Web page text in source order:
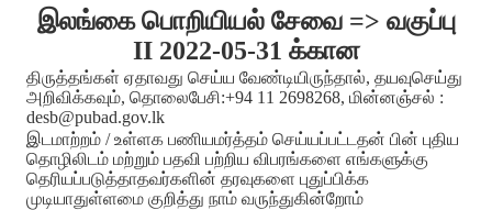
இலங்கை பொறியியல் சேவை => வகுப்பு
II 2022-05-31 க்கான
திருத்தங்கள் ஏதாவது செய்ய வேண்டியிருந்தால், தயவுசெய்து
அறிவிக்கவும், தொலைபேசி:+94 11 2698268, மின்னஞ்சல் :
desb@pubad.gov.lk
இடமாற்றம் / உள்ளக பணியமர்த்தம் செய்யப்பட்டதன் பின் புதிய
தொழிலிடம் மற்றும் பதவி பற்றிய விபரங்களை எங்களுக்கு
தெரியப்படுத்தாதவர்களின் தரவுகளை புதுப்பிக்க
முடியாதுள்ளமை குறித்து நாம் வருந்துகின்றோம்